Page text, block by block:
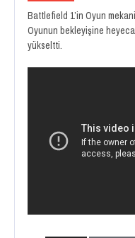
Battlefield 1’in Oyun
Oyunun bekleyişine
yükseltti.